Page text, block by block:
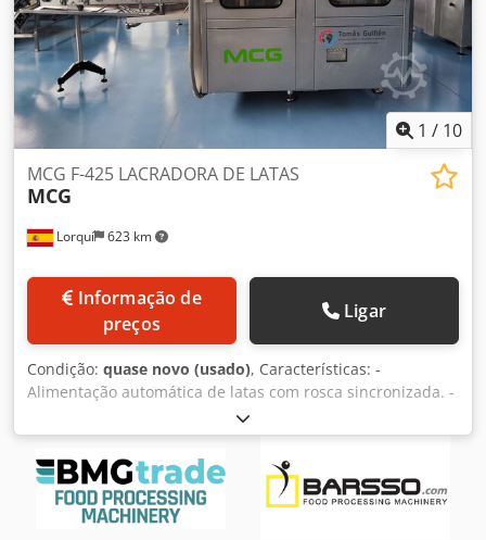
1 / 10
Lorquí 623 km
MCG F-425 LACRADORA DE LATAS
MCG
preços
Ligar
Condição: quase novo (usado), Características: -
Alimentação automática de latas com rosca sincronizada. -
Alimentação de tampas pelos dois lados (direito e
esquerdo). - Sistema rotativo de selagem utilizando guias e
rampa invertida com aproximação suave, permitindo
enchimento excedente de 10-20 mm. - Unidade de
transmissão superior em banho de óleo, proporcionando
produção e consistência na qualidade do fechamento. -